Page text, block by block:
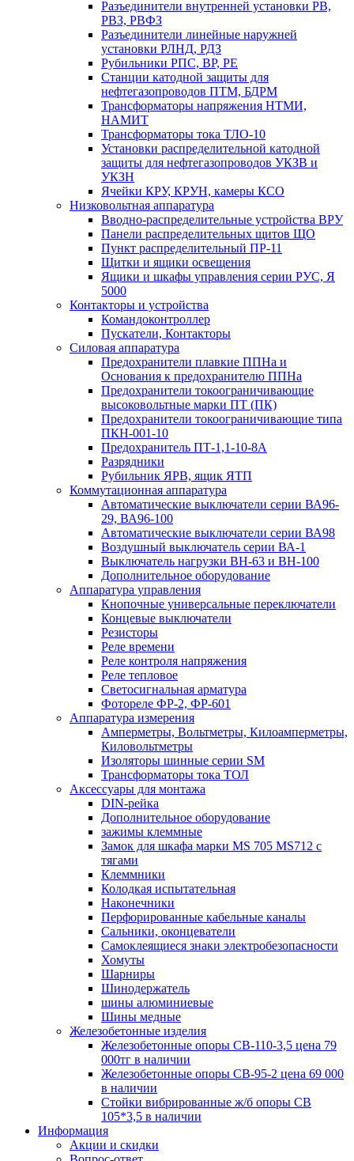
Разъединители внутренней установки РВ,
РВЗ, РВФЗ
Разъединители линейные наружней
установки РЛНД, РДЗ
Рубильники РПС, ВР, РЕ
Станции катодной защиты для
нефтегазопроводов ПТМ, БДРМ
Трансформаторы напряжения НТМИ,
НАМИТ
Трансформаторы тока ТЛО-10
Установки распределительной катодной
защиты для нефтегазопроводов УКЗВ и
УКЗН
Ячейки КРУ, КРУН, камеры КСО
Низковольтная аппаратура
Вводно-распределительные устройства ВРУ
Панели распределительных щитов ЩО
Пункт распределительный ПР-11
Щитки и ящики освещения
Ящики и шкафы управления серии РУС, Я
5000
Контакторы и устройства
Командоконтроллер
Пускатели, Контакторы
Силовая аппаратура
Предохранители плавкие ППНа и
Основания к предохранителю ППНа
Предохранители токоограничивающие
высоковольтные марки ПТ (ПК)
Предохранители токоограничивающие типа
ПКН-001-10
Предохранитель ПТ-1,1-10-8А
Разрядники
Рубильник ЯРВ, ящик ЯТП
Коммутационная аппаратура
Автоматические выключатели серии ВА96-
29, ВА96-100
Автоматические выключатели серии ВА98
Воздушный выключатель серии ВА-1
Выключатель нагрузки ВН-63 и ВН-100
Дополнительное оборудование
Аппаратура управления
Кнопочные универсальные переключатели
Концевые выключатели
Резисторы
Реле времени
Реле контроля напряжения
Реле тепловое
Светосигнальная арматура
Фотореле ФР-2, ФР-601
Аппаратура измерения
Амперметры, Вольтметры, Килоамперметры,
Киловольтметры
Изоляторы шинные серии SM
Трансформаторы тока ТОЛ
Аксессуары для монтажа
DIN-рейка
Дополнительное оборудование
зажимы клеммные
Замок для шкафа марки MS 705 MS712 с
тягами
Клеммники
Колодкая испытательная
Наконечники
Перфорированные кабельные каналы
Сальники, оконцеватели
Самоклеящиеся знаки электробезопасности
Хомуты
Шарниры
Шинодержатель
шины алюминиевые
Шины медные
Железобетонные изделия
Железобетонные опоры СВ-110-3,5 цена 79
000тг в наличии
Железобетонные опоры СВ-95-2 цена 69 000
в наличии
Стойки вибрированные ж/б опоры CВ
105*3,5 в наличии
Информация
Акции и скидки